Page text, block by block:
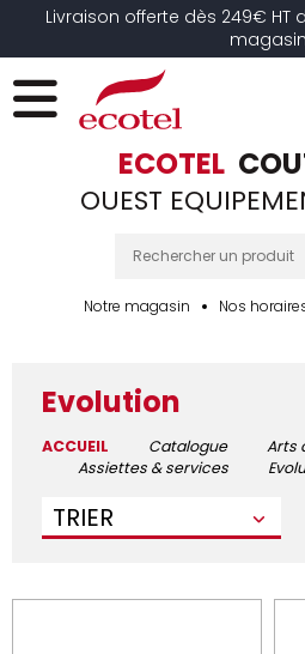
Livraison offerte dès 249€ HT
magasin
ECOTEL
OUEST
Notre magasin Nos
Evolution
ACCUEIL Catalogue Arts
Assiettes & services
TRIER